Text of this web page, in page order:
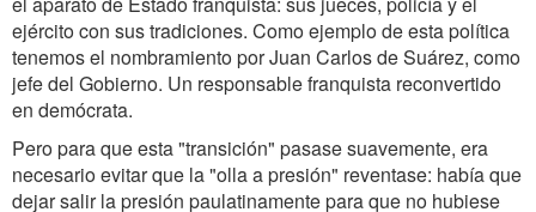
ejército con sus tradiciones. Como ejemplo de esta política
tenemos el nombramiento por Juan Carlos de Suárez, como
jefe del Gobierno. Un responsable franquista reconvertido
en demócrata.
Pero para que esta "transición" pasase suavemente, era
necesario evitar que la "olla a presión" reventase: había que
dejar salir la presión paulatinamente para que no hubiese